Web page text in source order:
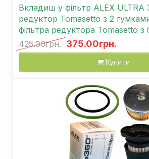
Вкладиш у фільтр ALEX ULTRA
редуктор Tomasetto з 2
фільтра редуктора Tomasetto з
425.00грн. 375.00грн.
Купити